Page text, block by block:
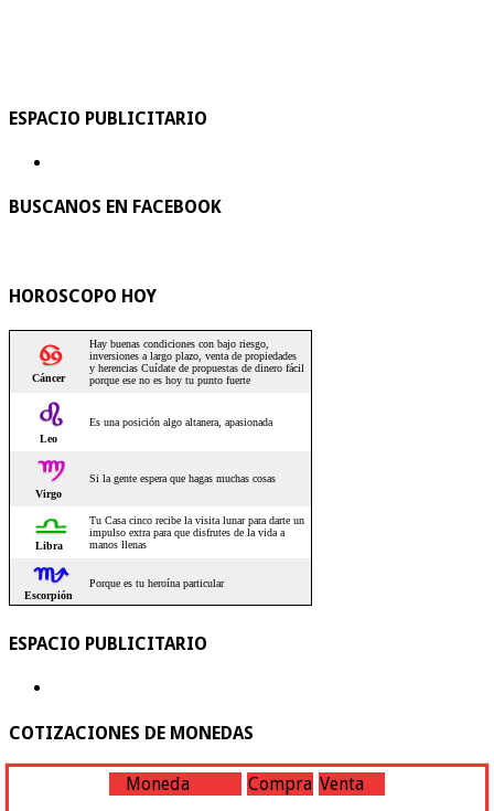
ESPACIO PUBLICITARIO
BUSCANOS EN FACEBOOK
HOROSCOPO HOY
ESPACIO PUBLICITARIO
COTIZACIONES DE MONEDAS
Moneda Compra Venta